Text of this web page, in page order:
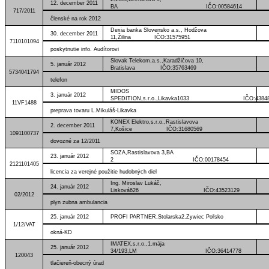
717/2011
12. december 2011
BA IČO:00584614
členské na rok 2012
7110101094
30. december 2011
Dexia banka Slovensko a.s., Hodžova
11,Žilina IČO:31575951
poskytnutie info. Audítorovi
5734041794
5. január 2012
Slovak Telekom,a.s.,Karadžičova 10,
Bratislava IČO:35763469
telefon
11VF1488
3. január 2012
MIDOS
SPEDITION,s.r.o.,Likavka1033
preprava tovaru L.Mikuláš-Likavka
1091100737
2. december 2011
KONEX Elektro,s.r.o.,Rastislavova
7,Košice IČO:31680569
dovozné za 12/2011
2121101405
23. január 2012
SOZA,Rastislavova 3,BA
2 IČO:00178454
licencia za verejné použitie hudobných diel
02/2012
24. január 2012
Ing. Miroslav Lukáč,
Lisková626 IČO:43523129
plyn zubna ambulancia
1/12/VAT
25. január 2012 PROFI PARTNER,Stolarska2,Zywiec Poľsko
okná-KD
120043
25. január 2012
IMATEX,s.r.o.,1.mája
34/193,LM IČO:36414778
tlačiereň-obecný úrad